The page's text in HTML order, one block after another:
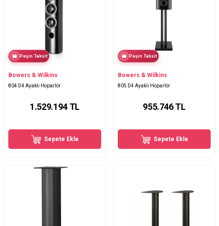
Peşin Taksit
Bowers & Wilkins
804 D4 Ayaklı Hoparlör
1.529.194TL
Sepete Ekle
Peşin Taksit
Bowers & Wilkins
805 D4 Ayaklı Hoparlör
955.746TL
Sepete Ekle